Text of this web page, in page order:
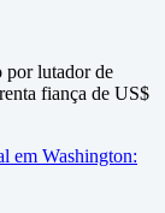
por lutador de
fiança de US$